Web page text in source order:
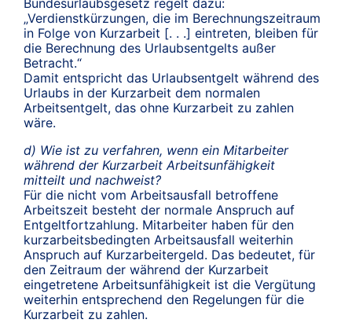
Bundesurlaubsgesetz regelt dazu:
„Verdienstkürzungen, die im Berechnungszeitraum
in Folge von Kurzarbeit [. . .] eintreten, bleiben für
die Berechnung des Urlaubsentgelts außer
Betracht.“
Damit entspricht das Urlaubsentgelt während des
Urlaubs in der Kurzarbeit dem normalen
Arbeitsentgelt, das ohne Kurzarbeit zu zahlen
wäre.
d) Wie ist zu verfahren, wenn ein Mitarbeiter
während der Kurzarbeit Arbeitsunfähigkeit
mitteilt und nachweist?
Für die nicht vom Arbeitsausfall betroffene
Arbeitszeit besteht der normale Anspruch auf
Entgeltfortzahlung. Mitarbeiter haben für den
kurzarbeitsbedingten Arbeitsausfall weiterhin
Anspruch auf Kurzarbeitergeld. Das bedeutet, für
den Zeitraum der während der Kurzarbeit
eingetretene Arbeitsunfähigkeit ist die Vergütung
weiterhin entsprechend den Regelungen für die
Kurzarbeit zu zahlen.